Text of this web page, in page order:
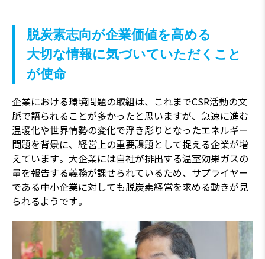
脱炭素志向が企業価値を高める
大切な情報に気づいていただくこと
が使命
企業における環境問題の取組は、これまでCSR活動の文
脈で語られることが多かったと思いますが、急速に進む
温暖化や世界情勢の変化で浮き彫りとなったエネルギー
問題を背景に、経営上の重要課題として捉える企業が増
えています。大企業には自社が排出する温室効果ガスの
量を報告する義務が課せられているため、サプライヤー
である中小企業に対しても脱炭素経営を求める動きが見
られるようです。